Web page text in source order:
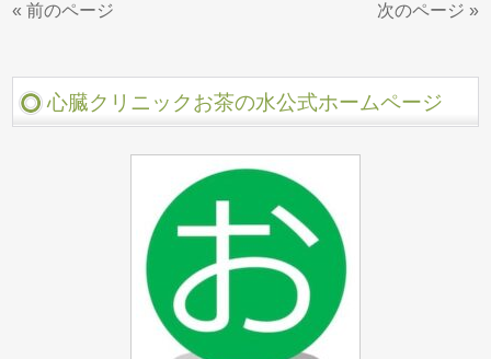
« 前のページ 次のページ »
心臓クリニックお茶の水公式ホームページ